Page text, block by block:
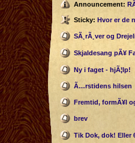
Announcement:
Sticky: Hvor er de
SÃ¸rÃ¸ver og
Skjaldesang pÃ¥
Ny i faget - hjÃ¦lp!
Ã…rstidens hilsen
Fremtid, formÃ¥l
brev
Tik Dok, dok! Eller